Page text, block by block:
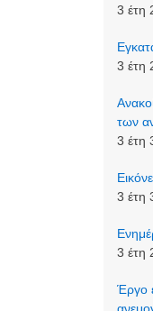
3 έτη
3 έτη
των
3 έτη
3 έτη
3 έτη
Έργο